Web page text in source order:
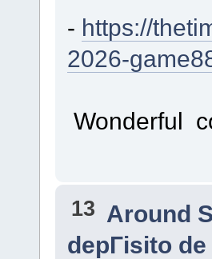
- https://
2026-
Wonderful
13 Around
depГіsito